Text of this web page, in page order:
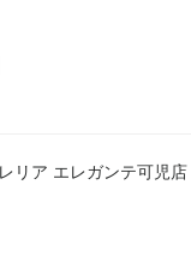
リア エレガンテ可児